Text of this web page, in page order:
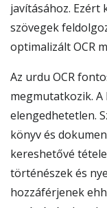
javításához.
szövegek
optimalizált OCR
Az urdu OCR
megmutatkozik.
elengedhetetlen.
könyv és
kereshetővé
történészek és
hozzáférjenek